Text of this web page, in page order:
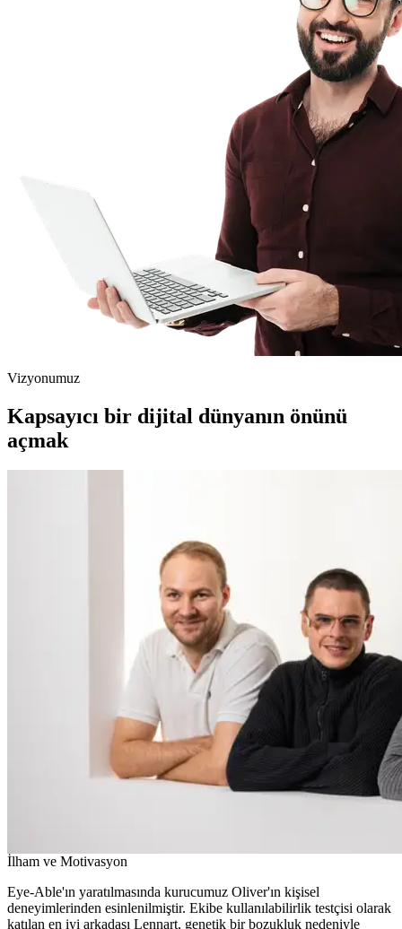
Vizyonumuz
Kapsayıcı bir dijital dünyanın önünü
açmak
İlham ve Motivasyon
Eye-Able'ın yaratılmasında kurucumuz Oliver'ın kişisel
deneyimlerinden esinlenilmiştir. Ekibe kullanılabilirlik testçisi olarak
katılan en iyi arkadaşı Lennart, genetik bir bozukluk nedeniyle